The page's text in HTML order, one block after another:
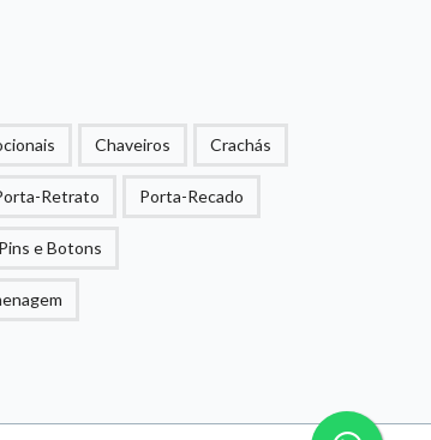
Chaveiros Crachás
Retrato Porta-Recado
Pins e Botons